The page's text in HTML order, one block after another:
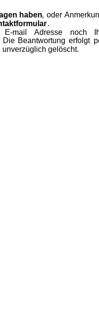
haben, oder
.
E-mail Adresse noch
Die Beantwortung erfolgt
gelöscht.